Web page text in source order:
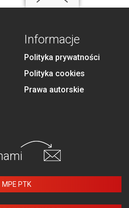
Informacje
Polityka prywatności
Polityka cookies
Prawa autorskie
MPE PTK